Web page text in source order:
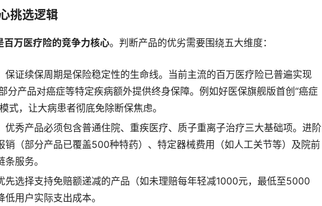
挑选逻辑
百万医疗险的竞争力核心。判断产品的优劣需要围绕五大维度：
保证续保周期是保险稳定性的生命线。当前主流的百万医疗险已普遍实现
分产品对癌症等特定疾病额外提供终身保障。例如好医保旗舰版首创“癌症
式，让大病患者彻底免除断保焦虑。
优秀产品必须包含普通住院、重疾医疗、质子重离子治疗三大基础项。进阶
销（部分产品已覆盖500种特药）、特定器械费用（如人工关节等）及院前
服务。
先选择支持免赔额递减的产品（如未理赔每年轻减1000元，最低至5000
用户实际支出成本。